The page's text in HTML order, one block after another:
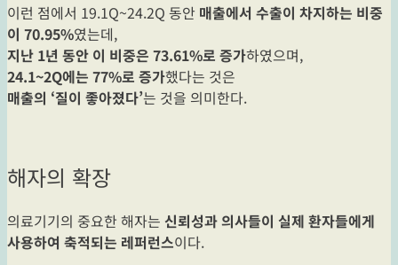
이런 점에서 19.1Q~24.2Q 동안 매출에서 수출이 차지하는 비중
이 70.95%였는데,
지난 1년 동안 이 비중은 73.61%로 증가하였으며,
24.1~2Q에는 77%로 증가했다는 것은
매출의 ‘질이 좋아졌다’는 것을 의미한다.
해자의 확장
의료기기의 중요한 해자는 신뢰성과 의사들이 실제 환자들에게
사용하여 축적되는 레퍼런스이다.